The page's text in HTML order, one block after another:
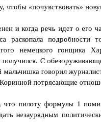
чтобы «почувствовать»
и когда речь идет о его
раскопала подробности
немецкого гонщика
получился. С
мальчишка говорил
потрясающие
что пилоту формулы 1
незаурядным